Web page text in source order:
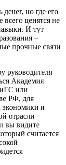
денег, но где его
ценятся не
И тут
–
прочные связи
руководителя
Академия
или
РФ, для
экономики и
отрасли –
вы видите
считается